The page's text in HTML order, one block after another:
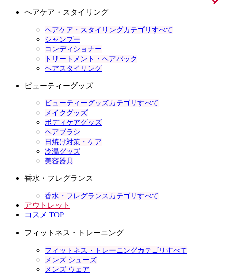
ヘアケア・スタイリング
ヘアケア・スタイリングカテゴリすべて
シャンプー
コンディショナー
トリートメント・ヘアパック
ヘアスタイリング
ビューティーグッズ
ビューティーグッズカテゴリすべて
メイクグッズ
ボディケアグッズ
ヘアブラシ
日焼け対策・ケア
冷温グッズ
美容器具
香水・フレグランス
香水・フレグランスカテゴリすべて
アウトレット
コスメ TOP
フィットネス・トレーニング
フィットネス・トレーニングカテゴリすべて
メンズ シューズ
メンズ ウェア